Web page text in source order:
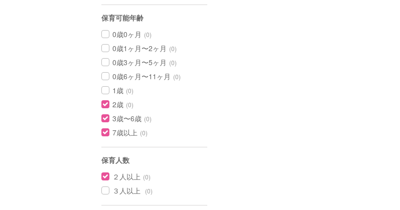
保育可能年齢
0歳0ヶ月 (0)
0歳1ヶ月〜2ヶ月 (0)
0歳3ヶ月〜5ヶ月 (0)
0歳6ヶ月〜11ヶ月 (0)
1歳 (0)
2歳 (0)
3歳〜6歳 (0)
7歳以上 (0)
保育人数
２人以上 (0)
３人以上 (0)